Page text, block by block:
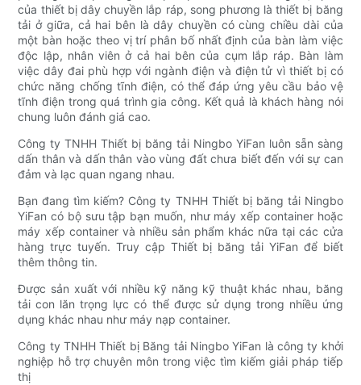
của thiết bị dây chuyền lắp ráp, song phương là thiết bị băng
tải ở giữa, cả hai bên là dây chuyền có cùng chiều dài của
một bàn hoặc theo vị trí phân bố nhất định của bàn làm việc
độc lập, nhân viên ở cả hai bên của cụm lắp ráp. Bàn làm
việc dây đai phù hợp với ngành điện và điện tử vì thiết bị có
chức năng chống tĩnh điện, có thể đáp ứng yêu cầu bảo vệ
tĩnh điện trong quá trình gia công. Kết quả là khách hàng nói
chung luôn đánh giá cao. ​
Công ty TNHH Thiết bị băng tải Ningbo YiFan luôn sẵn sàng
dấn thân và dấn thân vào vùng đất chưa biết đến với sự can
đảm và lạc quan ngang nhau.
Bạn đang tìm kiếm? Công ty TNHH Thiết bị băng tải Ningbo
YiFan có bộ sưu tập bạn muốn, như máy xếp container hoặc
máy xếp container và nhiều sản phẩm khác nữa tại các cửa
hàng trực tuyến. Truy cập Thiết bị băng tải YiFan để biết
thêm thông tin.
Được sản xuất với nhiều kỹ năng kỹ thuật khác nhau, băng
tải con lăn trọng lực có thể được sử dụng trong nhiều ứng
dụng khác nhau như máy nạp container.
Công ty TNHH Thiết bị Băng tải Ningbo YiFan là công ty khởi
nghiệp hỗ trợ chuyên môn trong việc tìm kiếm giải pháp tiếp
thị